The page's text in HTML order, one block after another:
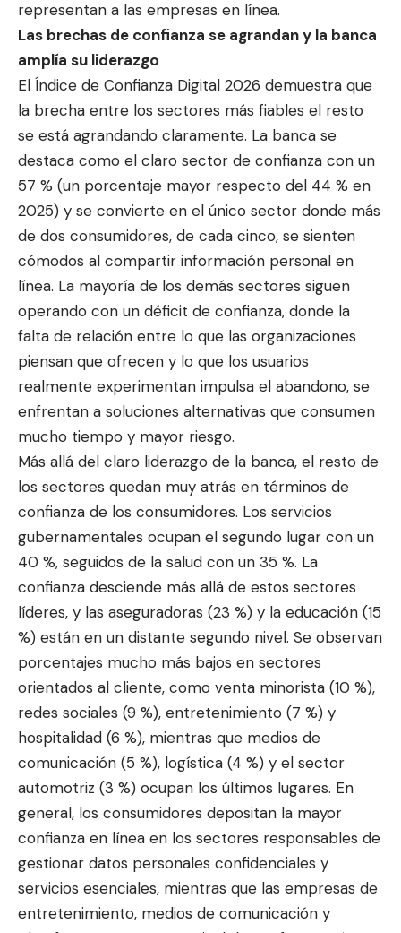
representan a las empresas en línea.
Las brechas de confianza se agrandan y la banca
amplía su liderazgo
El Índice de Confianza Digital 2026 demuestra que
la brecha entre los sectores más fiables el resto
se está agrandando claramente. La banca se
destaca como el claro sector de confianza con un
57 % (un porcentaje mayor respecto del 44 % en
2025) y se convierte en el único sector donde más
de dos consumidores, de cada cinco, se sienten
cómodos al compartir información personal en
línea. La mayoría de los demás sectores siguen
operando con un déficit de confianza, donde la
falta de relación entre lo que las organizaciones
piensan que ofrecen y lo que los usuarios
realmente experimentan impulsa el abandono, se
enfrentan a soluciones alternativas que consumen
mucho tiempo y mayor riesgo.
Más allá del claro liderazgo de la banca, el resto de
los sectores quedan muy atrás en términos de
confianza de los consumidores. Los servicios
gubernamentales ocupan el segundo lugar con un
40 %, seguidos de la salud con un 35 %. La
confianza desciende más allá de estos sectores
líderes, y las aseguradoras (23 %) y la educación (15
%) están en un distante segundo nivel. Se observan
porcentajes mucho más bajos en sectores
orientados al cliente, como venta minorista (10 %),
redes sociales (9 %), entretenimiento (7 %) y
hospitalidad (6 %), mientras que medios de
comunicación (5 %), logística (4 %) y el sector
automotriz (3 %) ocupan los últimos lugares. En
general, los consumidores depositan la mayor
confianza en línea en los sectores responsables de
gestionar datos personales confidenciales y
servicios esenciales, mientras que las empresas de
entretenimiento, medios de comunicación y